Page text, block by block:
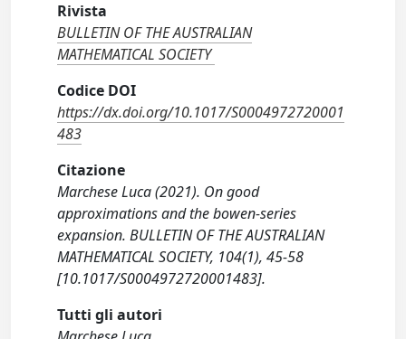
Rivista
BULLETIN OF THE AUSTRALIAN
MATHEMATICAL SOCIETY
Codice DOI
https://dx.doi.org/10.1017/S0004972720001
483
Citazione
Marchese Luca (2021). On good
approximations and the bowen-series
expansion. BULLETIN OF THE AUSTRALIAN
MATHEMATICAL SOCIETY, 104(1), 45-58
[10.1017/S0004972720001483].
Tutti gli autori